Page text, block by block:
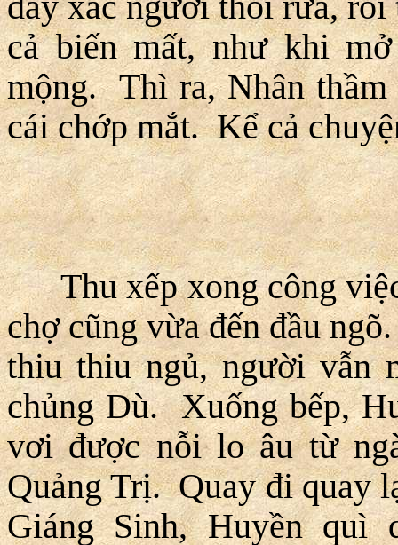
cả biến mất, như khi
mộng. Thì ra, Nhân
cái chớp mắt. Kể cả
Thu xếp xong công
chợ cũng vừa đến đầu
thiu thiu ngủ, người vẫn
chủng Dù. Xuống bếp,
vơi được nỗi lo âu từ
Quảng Trị. Quay đi quay
Giáng Sinh, Huyền